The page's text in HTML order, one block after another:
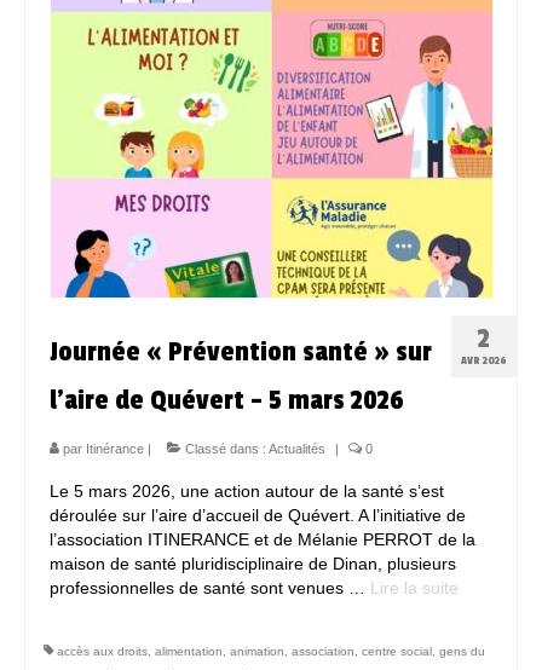
2
AVR 2026
Journée « Prévention santé » sur
l’aire de Quévert – 5 mars 2026
par Itinérance | Classé dans : Actualités | 0
Le 5 mars 2026, une action autour de la santé s’est
déroulée sur l’aire d’accueil de Quévert. A l’initiative de
l’association ITINERANCE et de Mélanie PERROT de la
maison de santé pluridisciplinaire de Dinan, plusieurs
professionnelles de santé sont venues … Lire la suite­­
accès aux droits alimentation animation association centre social gens du